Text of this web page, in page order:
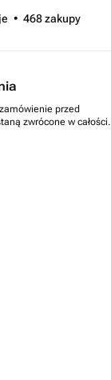
• 468zakupy
przed
zwrócone w całości.